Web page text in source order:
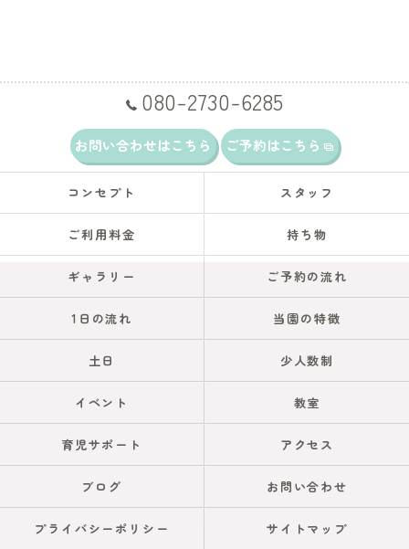
080-2730-6285
お問い合わせはこちら ご予約はこちら
コンセプト スタッフ
ご利用料金 持ち物
ギャラリー ご予約の流れ
1日の流れ 当園の特徴
土日 少人数制
イベント 教室
育児サポート アクセス
ブログ お問い合わせ
プライバシーポリシー サイトマップ